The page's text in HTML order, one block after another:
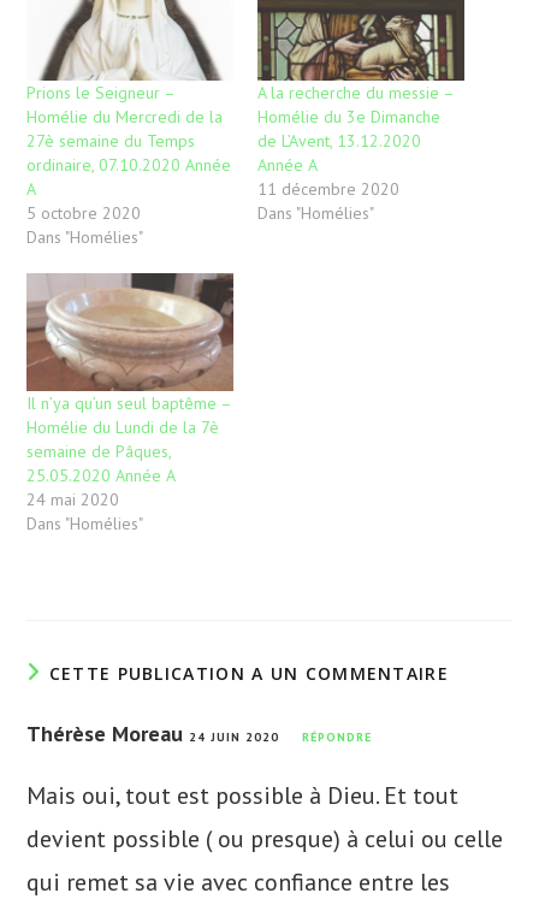
Prions le Seigneur –
Homélie du Mercredi de la
27è semaine du Temps
ordinaire, 07.10.2020 Année
A
5 octobre 2020
Dans "Homélies"
A la recherche du messie –
Homélie du 3e Dimanche
de L’Avent, 13.12.2020
Année A
11 décembre 2020
Dans "Homélies"
Il n’ya qu’un seul baptême –
Homélie du Lundi de la 7è
semaine de Pâques,
25.05.2020 Année A
24 mai 2020
Dans "Homélies"
CETTE PUBLICATION A UN COMMENTAIRE
Thérèse Moreau 24 JUIN 2020 RÉPONDRE
Mais oui, tout est possible à Dieu. Et tout
devient possible ( ou presque) à celui ou celle
qui remet sa vie avec confiance entre les